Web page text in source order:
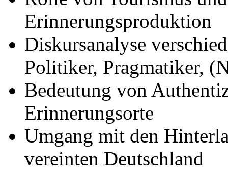
Erinnerungsproduktion
Diskursanalyse
Politiker, Pragmatiker,
Bedeutung von
Erinnerungsorte
Umgang mit den
vereinten Deutschland